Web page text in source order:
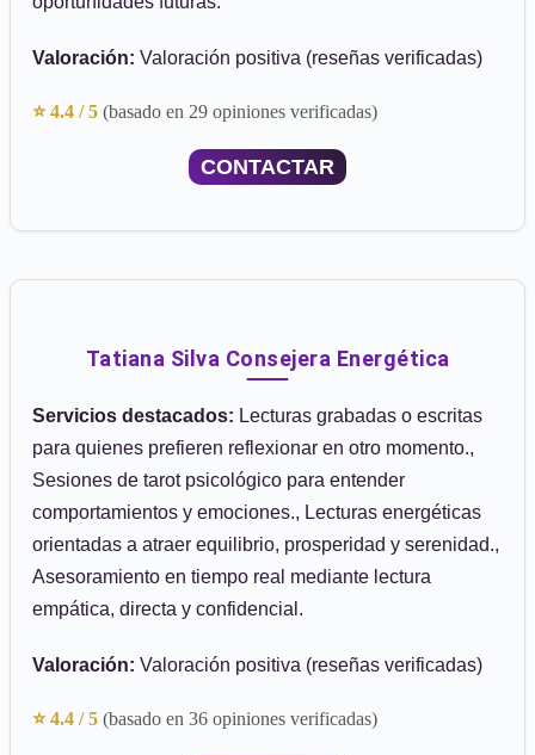
Valoración: Valoración positiva (reseñas verificadas)
⭐ 4.4 / 5 (basado en 29 opiniones verificadas)
CONTACTAR
Tatiana Silva Consejera Energética
Servicios destacados: Lecturas grabadas o escritas
para quienes prefieren reflexionar en otro momento.,
Sesiones de tarot psicológico para entender
comportamientos y emociones., Lecturas energéticas
orientadas a atraer equilibrio, prosperidad y serenidad.,
Asesoramiento en tiempo real mediante lectura
empática, directa y confidencial.
Valoración: Valoración positiva (reseñas verificadas)
⭐ 4.4 / 5 (basado en 36 opiniones verificadas)